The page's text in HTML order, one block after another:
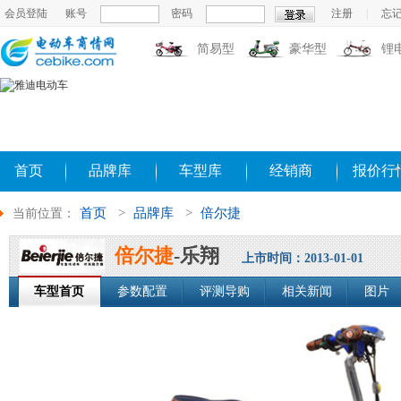
会员登陆 账号 密码 注册 忘
简易型 豪华型 锂
首页 品牌库 车型库 经销商 报价行
当前位置： 首页 > 品牌库 > 倍尔捷
倍尔捷-乐翔 上市时间：2013-01-01
车型首页 参数配置 评测导购 相关新闻 图片